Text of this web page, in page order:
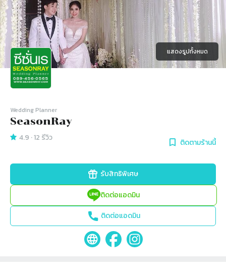
แสดงรูปทั้งหมด
Wedding Planner
SeasonRay
4.9 ·12 รีวิว ติดตามร้านนี้
รับสิทธิพิเศษ
ติดต่อแอดมิน
ติดต่อแอดมิน